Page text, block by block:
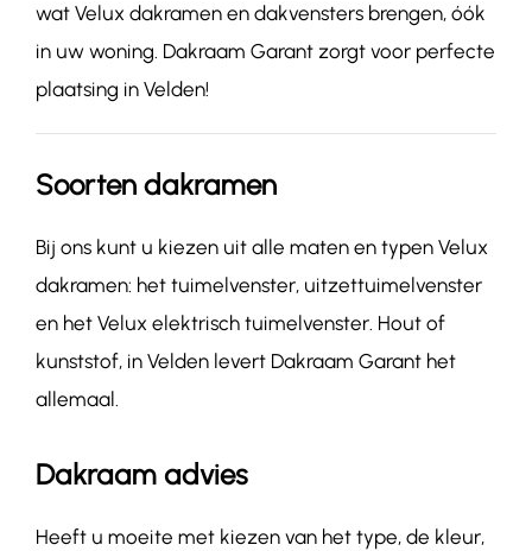
wat Velux dakramen en dakvensters brengen, óók
in uw woning. Dakraam Garant zorgt voor perfecte
plaatsing in Velden!
Soorten dakramen
Bij ons kunt u kiezen uit alle maten en typen Velux
dakramen: het tuimelvenster, uitzettuimelvenster
en het Velux elektrisch tuimelvenster. Hout of
kunststof, in Velden levert Dakraam Garant het
allemaal.
Dakraam advies
Heeft u moeite met kiezen van het type, de kleur,